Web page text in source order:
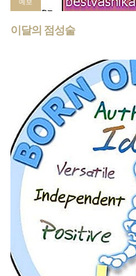
예보
이달의 점성술